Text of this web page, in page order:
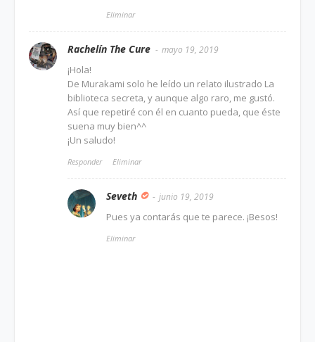
Eliminar
Rachelín The Cure mayo 19, 2019
¡Hola!
De Murakami solo he leído un relato ilustrado La
biblioteca secreta, y aunque algo raro, me gustó.
Así que repetiré con él en cuanto pueda, que éste
suena muy bien^^
¡Un saludo!
Responder Eliminar
Seveth junio 19, 2019
Pues ya contarás que te parece. ¡Besos!
Eliminar